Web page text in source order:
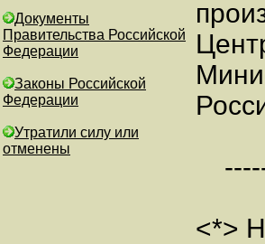
Документы
Правительства Российской
Федерации
Законы Российской
Федерации
Утратили силу или
отменены
<*>